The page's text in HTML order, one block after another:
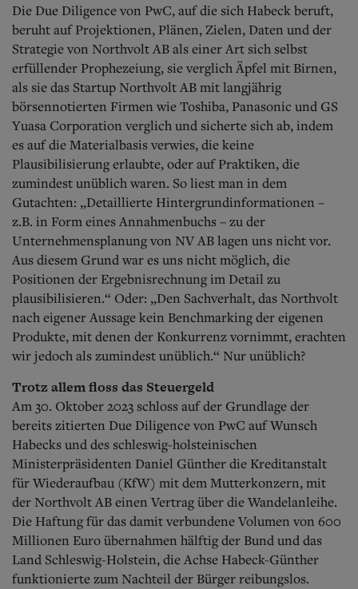
Die Due Diligence von PwC, auf die sich Habeck beruft,
beruht auf Projektionen, Plänen, Zielen, Daten und der
Strategie von Northvolt AB als einer Art sich selbst
erfüllender Prophezeiung, sie verglich Äpfel mit Birnen,
als sie das Startup Northvolt AB mit langjährig
börsennotierten Firmen wie To­shiba, Panasonic und GS
Yuasa Corporation verglich und sicherte sich ab, indem
es auf die Materialbasis verwies, die keine
Plausibilisierung erlaubte, oder auf Praktiken, die
zumindest unüblich waren. So liest man in dem
Gutachten: „Detaillierte Hintergrundinformationen –
z.B. in Form eines Annahmenbuchs – zu der
Unternehmensplanung von NV AB lagen uns nicht vor.
Aus diesem Grund war es uns nicht möglich, die
Positionen der Ergebnisrechnung im Detail zu
plausibilisieren.“ Oder: „Den Sachverhalt, das Northvolt
nach eigener Aussage kein Benchmarking der eigenen
Produkte, mit denen der Konkurrenz vornimmt, erachten
wir jedoch als zumindest unüblich.“ Nur unüblich?
Trotz allem floss das Steuergeld
Am 30. Oktober 2023 schloss auf der Grundlage der
bereits zitierten Due Diligence von PwC auf Wunsch
Habecks und des schleswig-holsteinischen
Ministerpräsidenten Daniel Günther die Kreditanstalt
für Wiederaufbau (KfW) mit dem Mutterkonzern, mit
der Northvolt AB einen Vertrag über die Wandelanleihe.
Die Haftung für das damit verbundene Volumen von 600
Millionen Euro übernahmen hälftig der Bund und das
Land Schleswig-Holstein, die Achse Habeck-Günther
funktionierte zum Nachteil der Bürger reibungslos.